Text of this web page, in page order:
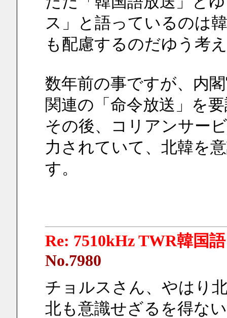
ス」と語っているのは
も配慮するのだゆう考
数年前の事ですが、内
関連の「命令放送」を
その後、コリアンサー
力されていて、北韓を
す。
Re: 7510kHz TWR韓国語
No.7980
チョルスさん、やはり
北も意識せざるを得な